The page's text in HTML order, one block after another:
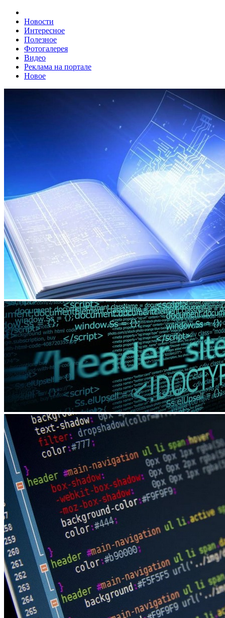
Новости
Интересное
Полезное
Фотогалерея
Видео
Реклама на портале
Новое